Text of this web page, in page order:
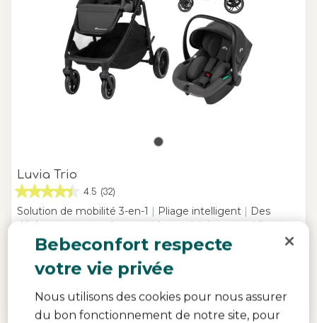
Bebeconfort respecte
votre vie privée
Nous utilisons des cookies pour nous assurer
du bon fonctionnement de notre site, pour
Luvia Trio
4.5 (32)
Solution de mobilité 3-en-1 | Pliage intelligent | Des
déplacements en douceur
| La praticité au quotidien |
289,00 € Dernier prix le plus bas
En stock